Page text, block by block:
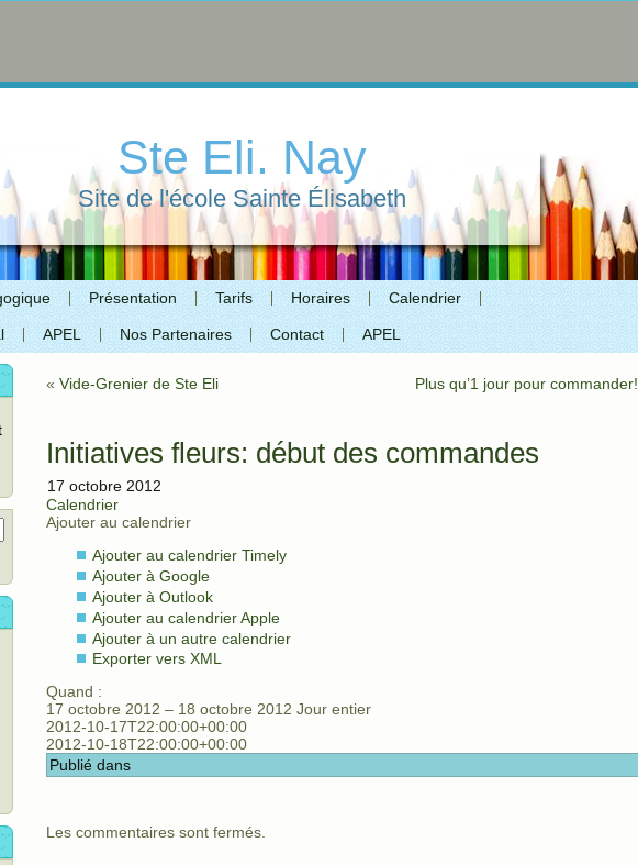
Ste Eli. Nay
Site de l'école Sainte Élisabeth
Présentation Tarifs Horaires Calendrier
APEL Nos Partenaires Contact APEL
« Vide-Grenier de Ste Eli Plus qu’1 jour pour commander!
Initiatives fleurs: début des commandes
17 octobre 2012
Calendrier
Ajouter au calendrier
Ajouter au calendrier Timely
Ajouter à Google
Ajouter à Outlook
Ajouter au calendrier Apple
Ajouter à un autre calendrier
Exporter vers XML
Quand :
17 octobre 2012 – 18 octobre 2012 Jour entier
2012-10-17T22:00:00+00:00
2012-10-18T22:00:00+00:00
Publié dans
Les commentaires sont fermés.